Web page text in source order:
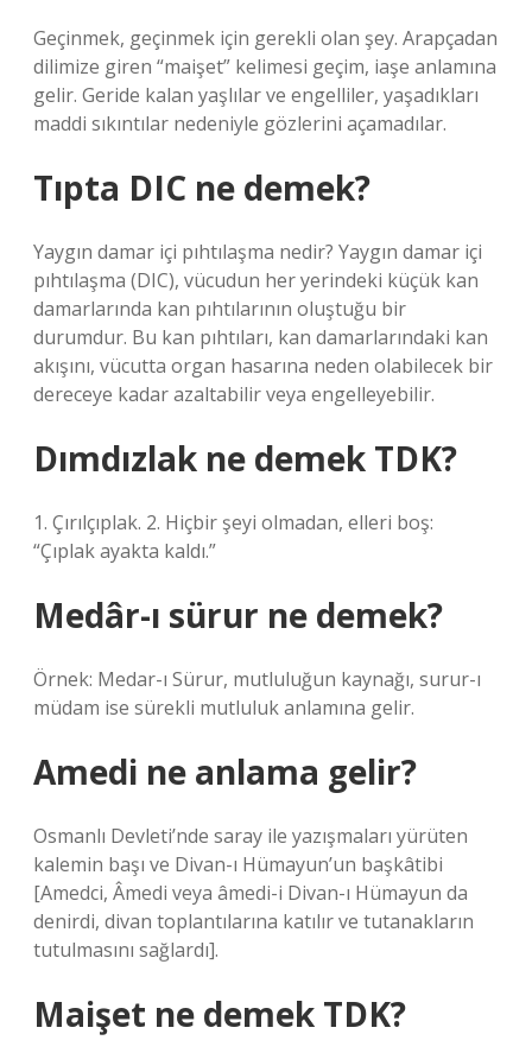
Geçinmek, geçinmek için gerekli olan şey. Arapçadan
dilimize giren “maişet” kelimesi geçim, iaşe anlamına
gelir. Geride kalan yaşlılar ve engelliler, yaşadıkları
maddi sıkıntılar nedeniyle gözlerini açamadılar.
Tıpta DIC ne demek?
Yaygın damar içi pıhtılaşma nedir? Yaygın damar içi
pıhtılaşma (DIC), vücudun her yerindeki küçük kan
damarlarında kan pıhtılarının oluştuğu bir
durumdur. Bu kan pıhtıları, kan damarlarındaki kan
akışını, vücutta organ hasarına neden olabilecek bir
dereceye kadar azaltabilir veya engelleyebilir.
Dımdızlak ne demek TDK?
1. Çırılçıplak. 2. Hiçbir şeyi olmadan, elleri boş:
“Çıplak ayakta kaldı.”
Medâr-ı sürur ne demek?
Örnek: Medar-ı Sürur, mutluluğun kaynağı, surur-ı
müdam ise sürekli mutluluk anlamına gelir.
Amedi ne anlama gelir?
Osmanlı Devleti’nde saray ile yazışmaları yürüten
kalemin başı ve Divan-ı Hümayun’un başkâtibi
[Amedci, Âmedi veya âmedi-i Divan-ı Hümayun da
denirdi, divan toplantılarına katılır ve tutanakların
tutulmasını sağlardı].
Maişet ne demek TDK?